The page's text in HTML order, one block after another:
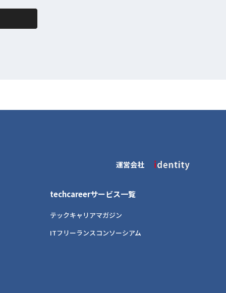
運営会社
techcareerサービス一覧
テックキャリアマガジン
ITフリーランスコンソーシアム